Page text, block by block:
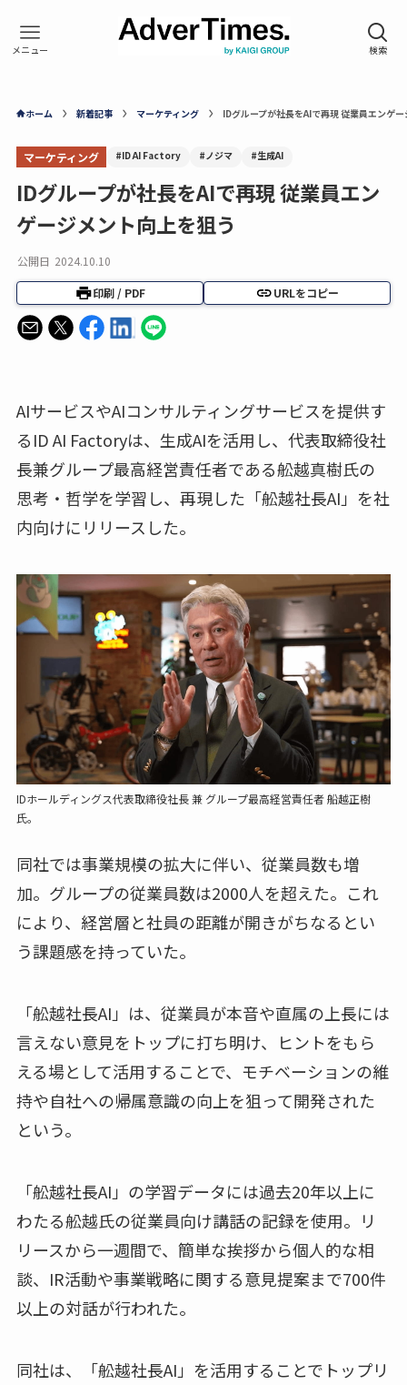
ホーム 新着記事 マーケティング IDグループが社長をAIで再現 従業員エンゲ
マーケティング #ID AI Factory #ノジマ #生成AI
IDグループが社長をAIで再現 従業員エン
ゲージメント向上を狙う
公開日 2024.10.10
印刷 / PDF URLをコピー
AIサービスやAIコンサルティングサービスを提供す
るID AI Factoryは、生成AIを活用し、代表取締役社
長兼グループ最高経営責任者である舩越真樹氏の
思考・哲学を学習し、再現した「舩越社長AI」を社
内向けにリリースした。
IDホールディングス代表取締役社長 兼 グループ最高経営責任者 船越正樹
氏。
同社では事業規模の拡大に伴い、従業員数も増
加。グループの従業員数は2000人を超えた。これ
により、経営層と社員の距離が開きがちなるとい
う課題感を持っていた。
「舩越社長AI」は、従業員が本音や直属の上長には
言えない意見をトップに打ち明け、ヒントをもら
える場として活用することで、モチベーションの維
持や自社への帰属意識の向上を狙って開発された
という。
「舩越社長AI」の学習データには過去20年以上に
わたる舩越氏の従業員向け講話の記録を使用。リ
リースから一週間で、簡単な挨拶から個人的な相
談、IR活動や事業戦略に関する意見提案まで700件
以上の対話が行われた。
同社は、「舩越社長AI」を活用することでトップリ